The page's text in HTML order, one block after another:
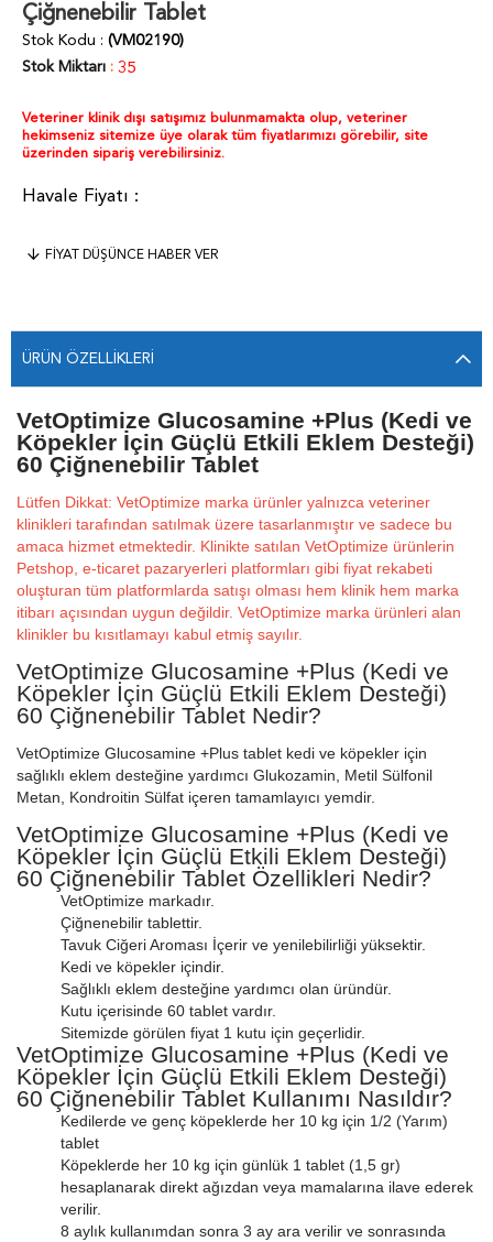
Çiğnenebilir Tablet
Stok Kodu
(VM02190)
Stok Miktarı : 35
Veteriner klinik dışı satışımız bulunmamakta olup, veteriner
hekimseniz sitemize üye olarak tüm fiyatlarımızı görebilir, site
üzerinden sipariş verebilirsiniz.
FIYAT DÜŞÜNCE HABER VER
ÜRÜN ÖZELLIKLERI
VetOptimize Glucosamine +Plus (Kedi ve
Köpekler İçin Güçlü Etkili Eklem Desteği)
60 Çiğnenebilir Tablet
Lütfen Dikkat: VetOptimize marka ürünler yalnızca veteriner
klinikleri tarafından satılmak üzere tasarlanmıştır ve sadece bu
amaca hizmet etmektedir. Klinikte satılan VetOptimize ürünlerin
Petshop, e-ticaret pazaryerleri platformları gibi fiyat rekabeti
oluşturan tüm platformlarda satışı olması hem klinik hem marka
itibarı açısından uygun değildir. VetOptimize marka ürünleri alan
klinikler bu kısıtlamayı kabul etmiş sayılır.
VetOptimize Glucosamine +Plus (Kedi ve
Köpekler İçin Güçlü Etkili Eklem Desteği)
60 Çiğnenebilir Tablet Nedir?
VetOptimize Glucosamine +Plus tablet kedi ve köpekler için
sağlıklı eklem desteğine yardımcı Glukozamin, Metil Sülfonil
Metan, Kondroitin Sülfat içeren tamamlayıcı yemdir.
VetOptimize Glucosamine +Plus (Kedi ve
Köpekler İçin Güçlü Etkili Eklem Desteği)
60 Çiğnenebilir Tablet Özellikleri Nedir?
VetOptimize markadır.
Çiğnenebilir tablettir.
Tavuk Ciğeri Aroması İçerir ve yenilebilirliği yüksektir.
Kedi ve köpekler içindir.
Sağlıklı eklem desteğine yardımcı olan üründür.
Kutu içerisinde 60 tablet vardır.
Sitemizde görülen fiyat 1 kutu için geçerlidir.
VetOptimize Glucosamine +Plus (Kedi ve
Köpekler İçin Güçlü Etkili Eklem Desteği)
60 Çiğnenebilir Tablet Kullanımı Nasıldır?
Kedilerde ve genç köpeklerde her 10 kg için 1/2 (Yarım)
tablet
Köpeklerde her 10 kg için günlük 1 tablet (1,5 gr)
hesaplanarak direkt ağızdan veya mamalarına ilave ederek
verilir.
8 aylık kullanımdan sonra 3 ay ara verilir ve sonrasında